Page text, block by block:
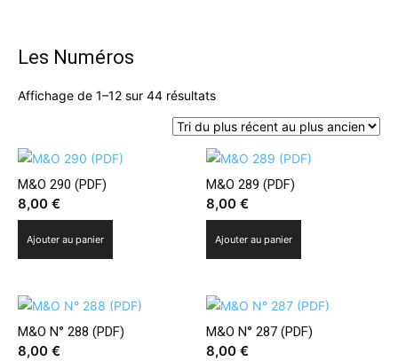
Les Numéros
Affichage de 1–12 sur 44 résultatsTrié
plus
récent
plus
ancien
M&O 290 (PDF)
8,00 €
Ajouter au panier
M&O 289 (PDF)
8,00€
Ajouter au panier
M&O N° 288 (PDF)
8,00 €
M&O N° 287 (PDF)
8,00€